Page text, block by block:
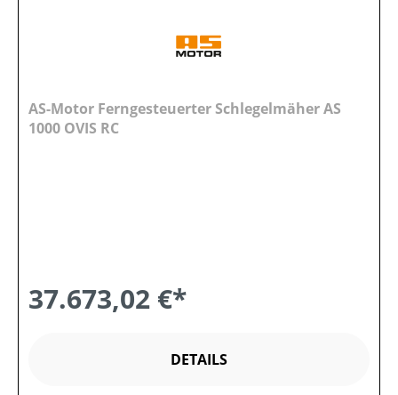
AS-Motor Ferngesteuerter Schlegelmäher AS
1000 OVIS RC
37.673,02 €*
DETAILS